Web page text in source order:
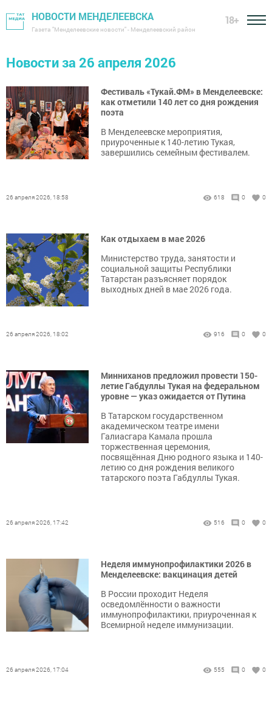
НОВОСТИ МЕНДЕЛЕЕВСКА
Газета "Менделеевские новости" - Менделеевский район
18+
Новости за 26 апреля 2026
Фестиваль «Тукай.ФМ» в Менделеевске:
как отметили 140 лет со дня рождения
поэта
В Менделеевске мероприятия,
приуроченные к 140-летию Тукая,
завершились семейным фестивалем.
26 апреля 2026, 18:58 618 0 0
Как отдыхаем в мае 2026
Министерство труда, занятости и
социальной защиты Республики
Татарстан разъясняет порядок
выходных дней в мае 2026 года.
26 апреля 2026, 18:02 916 0 0
Минниханов предложил провести 150-
летие Габдуллы Тукая на федеральном
уровне — указ ожидается от Путина
В Татарском государственном
академическом театре имени
Галиасгара Камала прошла
торжественная церемония,
посвящённая Дню родного языка и 140-
летию со дня рождения великого
татарского поэта Габдуллы Тукая.
26 апреля 2026, 17:42 516 0 0
Неделя иммунопрофилактики 2026 в
Менделеевске: вакцинация детей
В России проходит Неделя
осведомлённости о важности
иммунопрофилактики, приуроченная к
Всемирной неделе иммунизации.
26 апреля 2026, 17:04 555 0 0